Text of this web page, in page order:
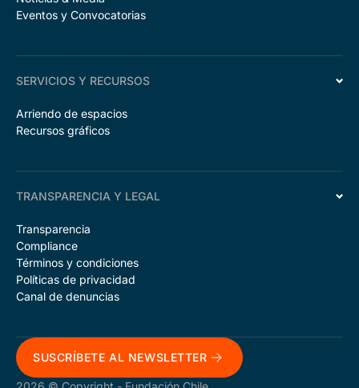
Eventos y Convocatorias
SERVICIOS Y RECURSOS
Arriendo de espacios
Recursos gráficos
TRANSPARENCIA Y LEGAL
Transparencia
Compliance
Términos y condiciones
Políticas de privacidad
Canal de denuncias
SUSCRÍBETE AL NEWSLETTER